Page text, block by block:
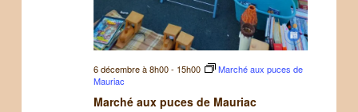
Marché aux puces de Mauriac
6 décembre à 8h00- 15h00
Marché aux puces de
Mauriac